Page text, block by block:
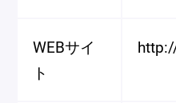
アイス
WEBサイ
ト